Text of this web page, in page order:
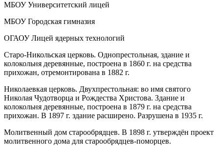
МБОУ Университетский лицей
МБОУ Городская гимназия
ОГАОУ Лицей ядерных технологий
Старо-Никольская церковь. Однопрестольная, здание и
колокольня деревянные, построена в 1860 г. на средства
прихожан, отремонтирована в 1882 г.
Николаевкая церковь. Двухпрестольная: во имя святого
Николая Чудотворца и Рождества Христова. Здание и
колокольня деревянные, построена в 1879 г. на средства
прихожан. В 1897 г. здание расширено. Разрушена в 1935 г.
Молитвенный дом старообрядцев. В 1898 г. утверждён проект
молитвенного дома для старообрядцев-поморцев.